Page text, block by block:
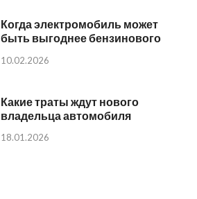
Когда электромобиль может
быть выгоднее бензинового
10.02.2026
Какие траты ждут нового
владельца автомобиля
18.01.2026